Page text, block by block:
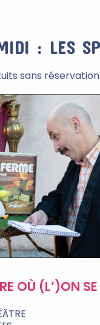
: LES
sans réservation
OÙ (L’)ON SE